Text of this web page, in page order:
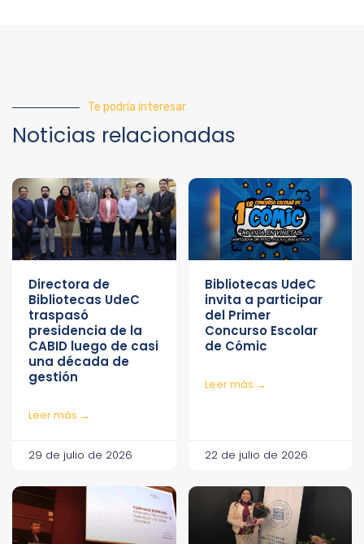
Te podría interesar
Noticias relacionadas
Directora de
Bibliotecas UdeC
traspasó
presidencia de la
CABID luego de casi
una década de
gestión
Leer más →
29 de julio de 2026
Bibliotecas UdeC
invita a participar
del Primer
Concurso Escolar
de Cómic
Leer más →
22 de julio de 2026